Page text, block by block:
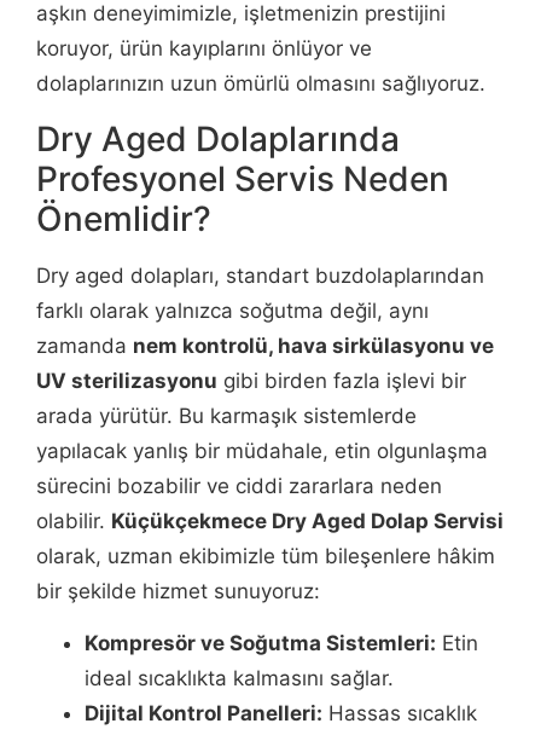
aşkın deneyimimizle, işletmenizin prestijini
koruyor, ürün kayıplarını önlüyor ve
dolaplarınızın uzun ömürlü olmasını sağlıyoruz.
Dry Aged Dolaplarında
Profesyonel Servis Neden
Önemlidir?
Dry aged dolapları, standart buzdolaplarından
farklı olarak yalnızca soğutma değil, aynı
zamanda nem kontrolü, hava sirkülasyonu ve
UV sterilizasyonu gibi birden fazla işlevi bir
arada yürütür. Bu karmaşık sistemlerde
yapılacak yanlış bir müdahale, etin olgunlaşma
sürecini bozabilir ve ciddi zararlara neden
olabilir. Küçükçekmece Dry Aged Dolap Servisi
olarak, uzman ekibimizle tüm bileşenlere hâkim
bir şekilde hizmet sunuyoruz:
Kompresör ve Soğutma Sistemleri: Etin
ideal sıcaklıkta kalmasını sağlar.
Dijital Kontrol Panelleri: Hassas sıcaklık